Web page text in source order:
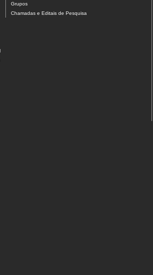
Grupos
Chamadas e Editais de Pesquisa